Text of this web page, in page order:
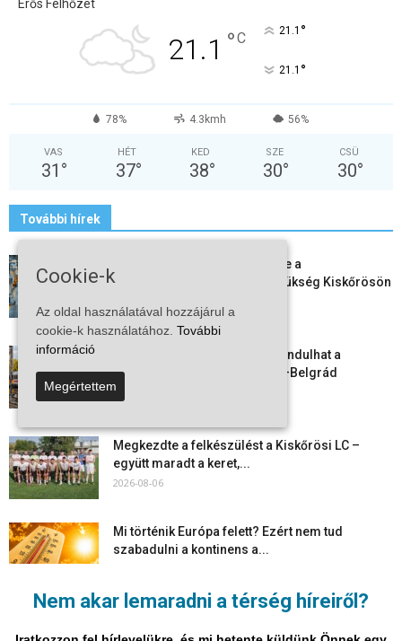
Nem akar lemaradni a térség híreiről?
Erős Felhőzet
21.1 °C 21.1 °
21.1 °
78% 4.3kmh 56%
VAS
31 °
HÉT
37°
KED
38°
SZE
30°
CSÜ
30°
További hírek
Aktuális állásajánlatok: ezekre a
munkavállalókra van most szükség Kiskőrösön
2026-08-07
Vitézy Dávid: már ősszel újraindulhat a
személyszállítás a Budapest–Belgrád
vasútvonalon
Megkezdte a felkészülést a Kiskőrösi LC –
együtt maradt a keret,...
2026-08-06
Mi történik Európa felett? Ezért nem tud
szabadulni a kontinens a...
Kiskőrösön – útburkolati jeleket festenek és...
Cookie-k
Az oldal használatával hozzájárul a
cookie-k használatához. További
információ
Megértettem